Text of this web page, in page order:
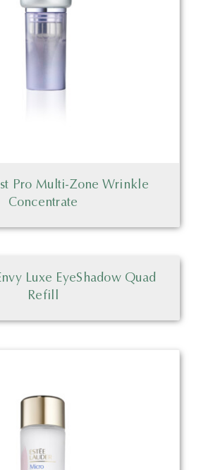
Pro Multi-Zone Wrinkle
Concentrate
Luxe EyeShadow Quad
Refill